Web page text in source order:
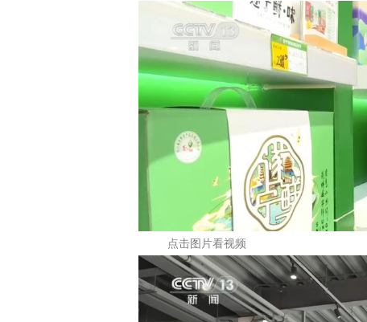
点击图片看视频